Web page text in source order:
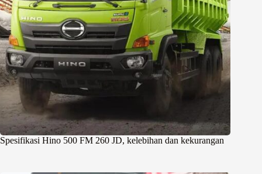
Spesifikasi Hino 500 FM 260 JD, kelebihan dan kekurangan